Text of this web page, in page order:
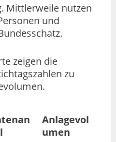
Mittlerweile nutzen
und
zeigen die
zu
Anlagevol
umen